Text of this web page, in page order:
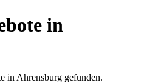
in
in Ahrensburg gefunden.